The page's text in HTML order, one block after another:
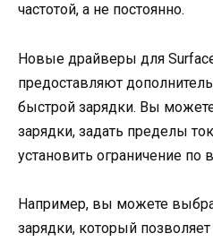
частотой, а не постоянно.
Новые драйверы для
предоставляют
быстрой зарядки. Вы
зарядки, задать пределы
установить ограничение по
Например, вы можете
зарядки, который позволяет